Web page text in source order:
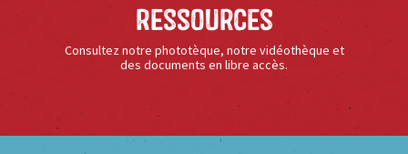
Ressources
Consultez notre phototèque, notre vidéothèque et
des documents en libre accès.